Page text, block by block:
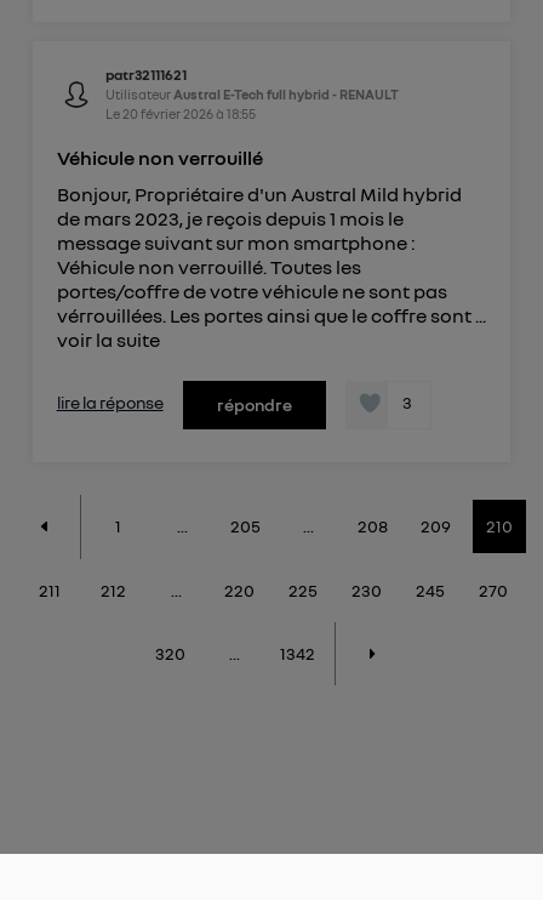
patr32111621
Utilisateur Austral E-Tech full hybrid - RENAULT
Le 20 février 2026à 18:55
Véhicule non verrouillé
Bonjour, Propriétaire d'un Austral Mild hybrid
de mars 2023, je reçois depuis 1 mois le
message suivant sur mon smartphone :
Véhicule non verrouillé. Toutes les
portes/coffre de votre véhicule ne sont pas
vérrouillées. Les portes ainsi que le coffre sont ...
voir la suite
lire la réponse répondre 3
1 205 208 209 210
211 212 220 225 230 245 270
320 1342